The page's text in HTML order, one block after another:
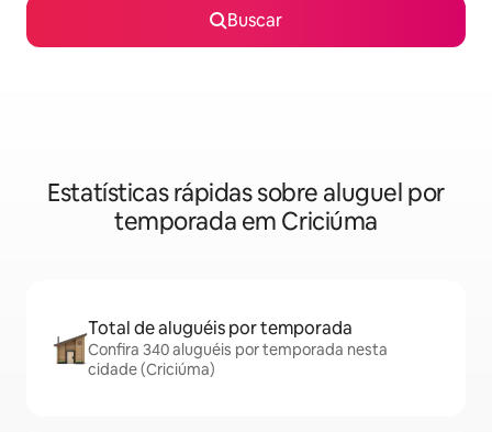
Buscar
Estatísticas rápidas sobre aluguel por
temporada em Criciúma
Total de aluguéis por temporada
Confira 340 aluguéis por temporada nesta
cidade (Criciúma)